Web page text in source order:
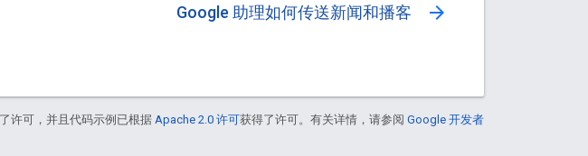
Google 助理如何传送新闻和播客 arrow_forward
许可，并且代码示例已根据 Apache 2.0 许可获得了许可。有关详情，请参阅 Google 开发者